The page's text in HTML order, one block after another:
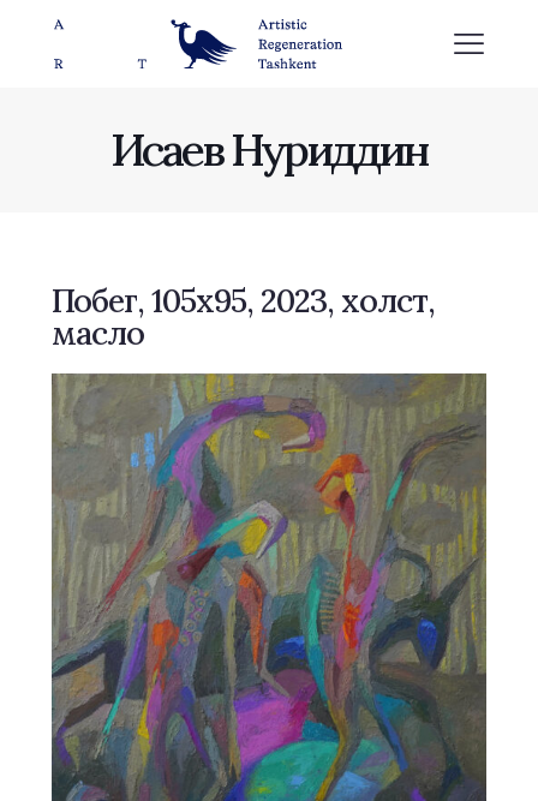
Исаев Нуриддин
Побег, 105х95, 2023, холст,
масло